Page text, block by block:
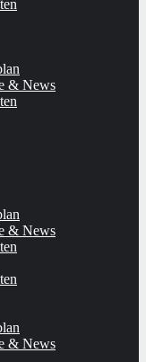
& News
& News
& News